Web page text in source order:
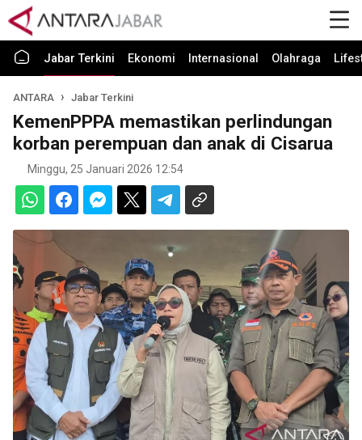
Jabar Terkini Ekonomi Internasional Olahraga
ANTARA Jabar Terkini
KemenPPPA memastikan perlindungan
korban perempuan dan anak di Cisarua
Minggu, 25 Januari 2026 12:54